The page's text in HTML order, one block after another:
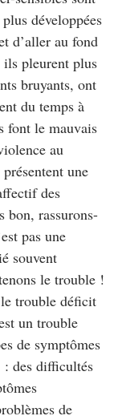
développées
d’aller au fond
ils pleurent plus
bruyants, ont
du temps à
font le mauvais
au
une
des
bon, rassurons-
pas une
souvent
le trouble !
trouble déficit
un trouble
de symptômes
: des difficultés
de